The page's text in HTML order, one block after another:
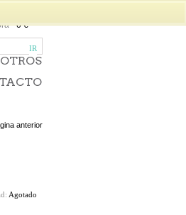
-0 €
anterior
Agotado